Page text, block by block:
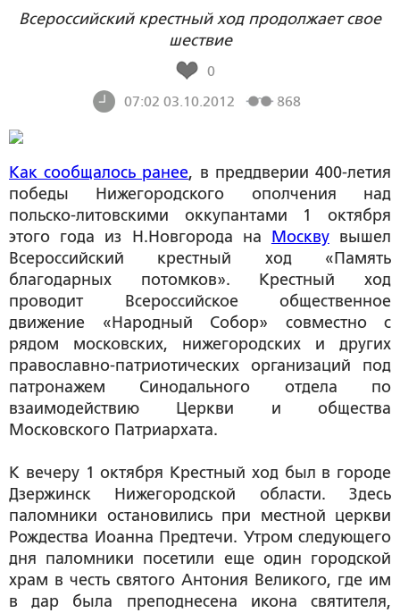
Всероссийский крестный ход продолжает свое
шествие
0
07:02 03.10.2012
868
Как сообщалось ранее, в преддверии 400-летия
победы Нижегородского ополчения над
польско-литовскими оккупантами 1 октября
этого года из Н.Новгорода на
Москвувышел
Всероссийский крестный ход «Память
благодарных потомков». Крестный ход
проводит Всероссийское общественное
движение «Народный Собор» совместно с
рядом московских, нижегородских и других
православно-патриотических организаций под
патронажем Синодального отдела по
взаимодействию Церкви и общества
Московского Патриархата.
К вечеру 1 октября Крестный ход был в городе
Дзержинск Нижегородской области. Здесь
паломники остановились при местной церкви
Рождества Иоанна Предтечи. Утром следующего
дня паломники посетили еще один городской
храм в честь святого Антония Великого, где им
в дар была преподнесена икона святителя,